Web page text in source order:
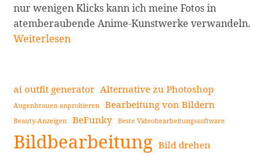
nur wenigen Klicks kann ich meine Fotos in
atemberaubende Anime-Kunstwerke verwandeln.
Weiterlesen
Seitenleiste
ai outfit generator Alternative zu Photoshop
Augenbrauen anprobieren Bearbeitung von Bildern
Beauty-Anzeigen BeFunky Beste Videobearbeitungssoftware
Bildbearbeitung Bild drehen